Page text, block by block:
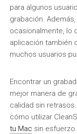
para algunos
grabación.
ocasionalmente, lo
aplicación también
muchos usuarios
Encontrar un
mejor manera de
calidad sin
cómo utilizar
tu Mac sin esfuerzo.